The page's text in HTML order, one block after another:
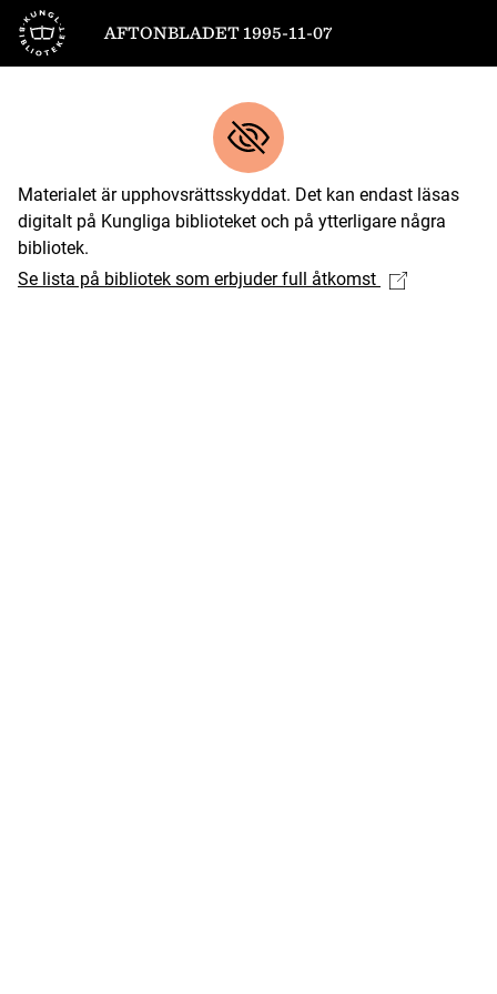
Till startsidan
AFTONBLADET 1995-11-07
Materialet är upphovsrättsskyddat. Det kan endast läsas
digitalt på Kungliga biblioteket och på ytterligare några
bibliotek.
Se lista på bibliotek som erbjuder full åtkomst